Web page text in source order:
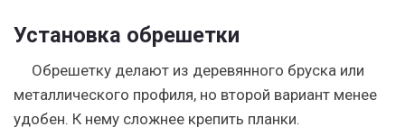
Установка обрешетки
Обрешетку делают из деревянного бруска или
металлического профиля, но второй вариант менее
удобен. К нему сложнее крепить планки.